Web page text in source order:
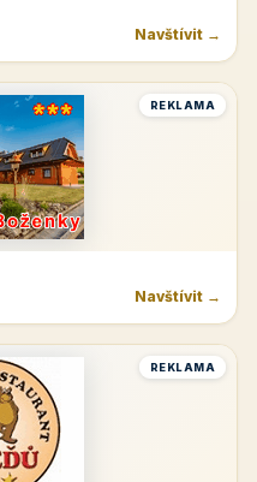
Navštívit →
REKLAMA
Navštívit →
REKLAMA